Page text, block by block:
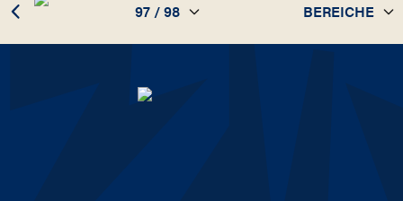
97 / 98
97 / 98
BEREICHE
TEAM